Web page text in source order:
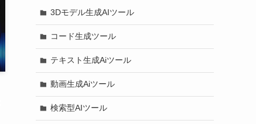
3Dモデル生成AIツール
コード生成ツール
テキスト生成Aiツール
動画生成Aiツール
検索型AIツール